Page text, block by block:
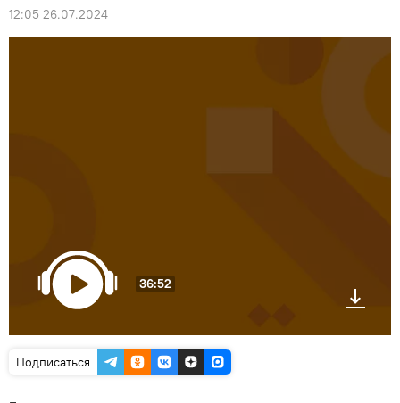
12:05 26.07.2024
36:52
Подписаться